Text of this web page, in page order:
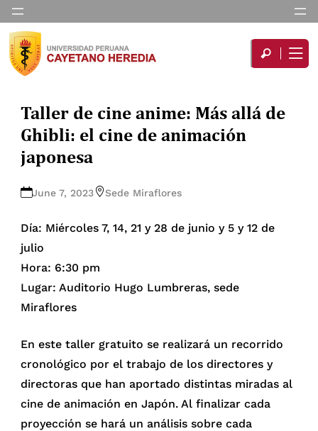
Taller de cine anime: Más allá de
Ghibli: el cine de animación
japonesa
June 7, 2023 Sede Miraflores
Día: Miércoles 7, 14, 21 y 28 de junio y 5 y 12 de
julio
Hora: 6:30 pm
Lugar: Auditorio Hugo Lumbreras, sede
Miraflores
En este taller gratuito se realizará un recorrido
cronológico por el trabajo de los directores y
directoras que han aportado distintas miradas al
cine de animación en Japón. Al finalizar cada
proyección se hará un análisis sobre cada